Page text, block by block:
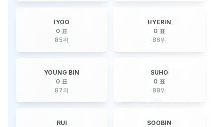
IYOO
0 표
85위
HYERIN
0 표
86위
YOUNG BIN
0 표
87위
SUHO
0 표
88위
RUI
SOOBIN